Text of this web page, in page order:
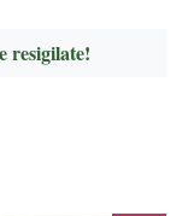
resigilate!